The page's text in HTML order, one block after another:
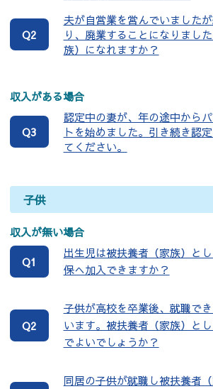
Q2
夫が自営業を営んでいました
り、廃業することになりまし
族）になれますか？
収入がある場合
Q3
認定中の妻が、年の途中から
トを始めました。引き続き認
てください。
子供
収入が無い場合
Q1
出生児は被扶養者（家族）と
保へ加入できますか？
Q2
子供が高校を卒業後、就職で
います。被扶養者（家族）と
でよいでしょうか？
同居の子供が就職し被扶養者